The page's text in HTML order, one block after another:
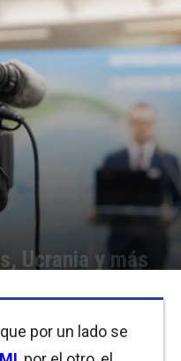
Ucrania y más
por un lado se